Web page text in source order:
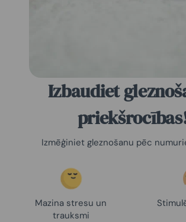
Izbaudiet
Izmēģiniet gleznošanu pēc
Mazina stresu un
trauksmi